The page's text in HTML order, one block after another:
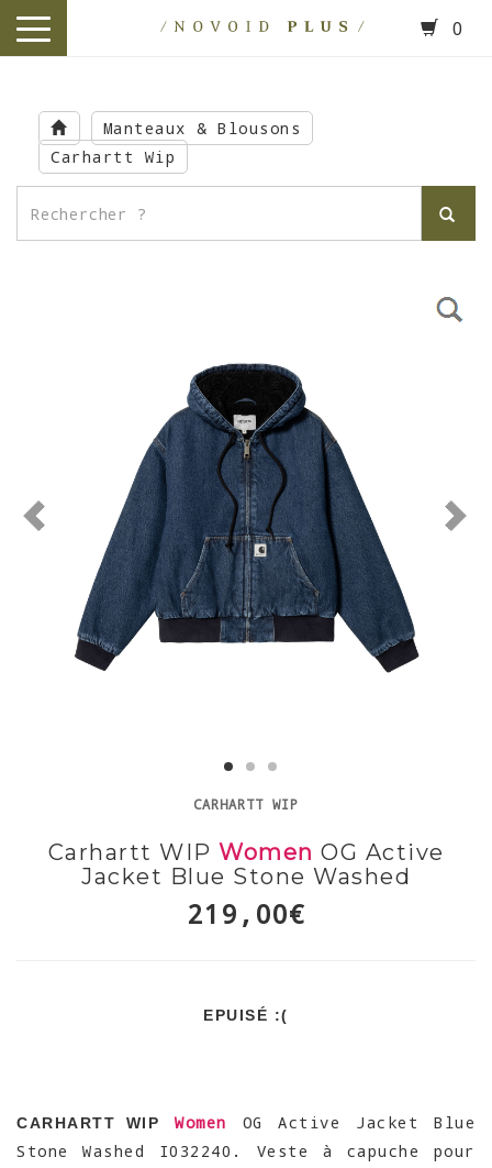
main
content
toggle
0
Manteaux & Blousons
Carhartt Wip
CARHARTT WIP
Carhartt WIP Women OG Active
Jacket Blue Stone Washed
219,00€
EPUISÉ :(
CARHARTT WIP Women OG Active Jacket Blue
Stone Washed I032240. Veste à capuche pour